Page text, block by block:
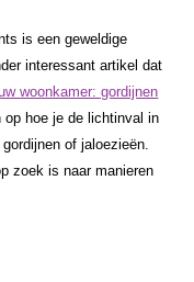
is een geweldige
interessant artikel dat
woonkamer: gordijnen
op hoe je de lichtinval in
of jaloezieën.
zoek is naar manieren